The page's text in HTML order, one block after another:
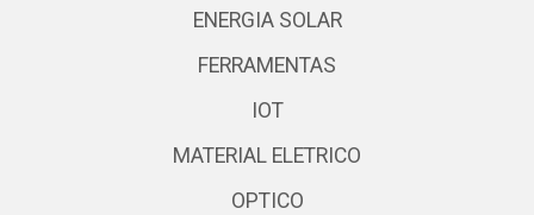
ENERGIA SOLAR
FERRAMENTAS
IOT
MATERIAL ELETRICO
OPTICO